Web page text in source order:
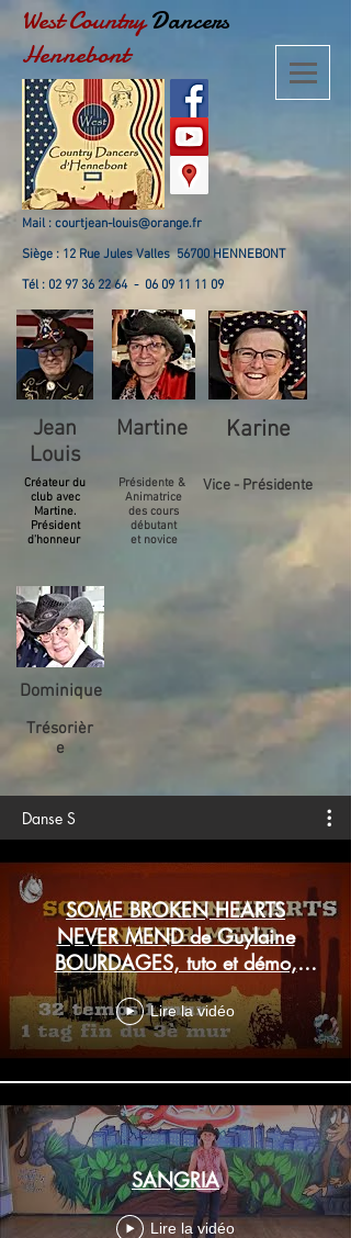
West Country Dancers
Hennebont
Mail : courtjean-louis@orange.fr
Siège : 12 Rue Jules Valles 56700 HENNEBONT
Tél : 02 97 36 22 64- 06 09 11 11 09
Jean
Louis
Martine Karine
Créateur du
club avec
Martine.
Président
d'honneur
Présidente &
Animatrice
des cours
débutant
et novice
Vice - Présidente
Dominique
Trésorièr
e
Danse S
SOME BROKEN HEARTS
NEVER MEND de Guylaine
BOURDAGES, tuto et démo,
country débutant, Don
WILLIAMS
Lire la vidéo
SANGRIA
Lire la vidéo